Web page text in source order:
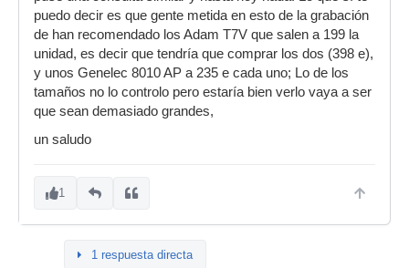
puedo decir es que gente metida en esto de la grabación
de han recomendado los Adam T7V que salen a 199 la
unidad, es decir que tendría que comprar los dos (398 e),
y unos Genelec 8010 AP a 235 e cada uno; Lo de los
tamaños no lo controlo pero estaría bien verlo vaya a ser
que sean demasiado grandes,
un saludo
1
1 respuesta directa